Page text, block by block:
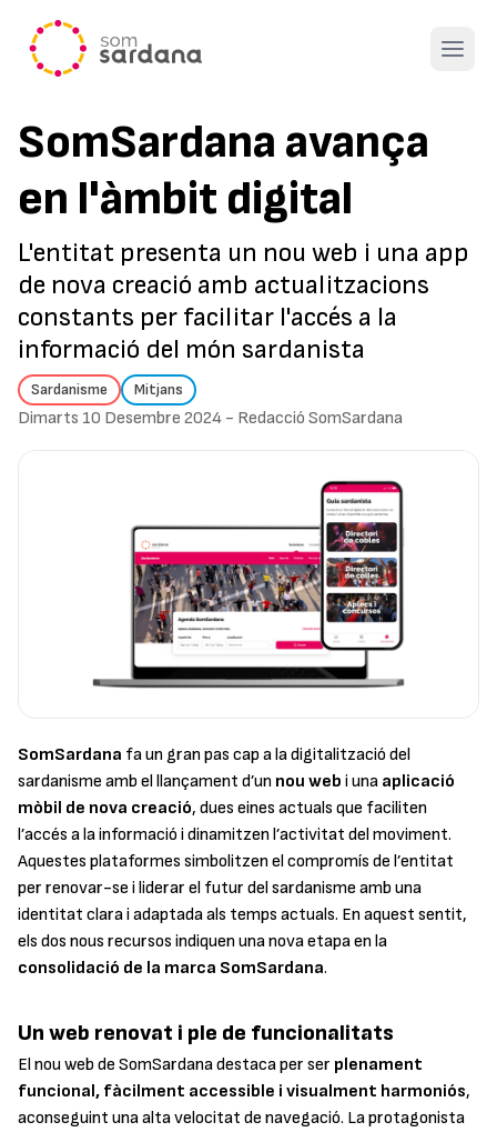
Open
SomSardana avança
en l'àmbit digital
L'entitat presenta un nou web i una app
de nova creació amb actualitzacions
constants per facilitar l'accés a la
informació del món sardanista
Sardanisme Mitjans
Dimarts 10 Desembre 2024 - Redacció SomSardana
SomSardana fa un gran pas cap a la digitalització del
sardanisme amb el llançament d’un nou web i una aplicació
mòbil de nova creació, dues eines actuals que faciliten
l’accés a la informació i dinamitzen l’activitat del moviment.
Aquestes plataformes simbolitzen el compromís de l’entitat
per renovar-se i liderar el futur del sardanisme amb una
identitat clara i adaptada als temps actuals. En aquest sentit,
els dos nous recursos indiquen una nova etapa en la
consolidació de la marca SomSardana.
Un web renovat i ple de funcionalitats
El nou web de SomSardana destaca per ser plenament
funcional, fàcilment accessible i visualment harmoniós,
aconseguint una alta velocitat de navegació. La protagonista